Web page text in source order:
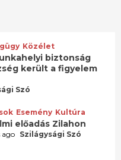
Közélet
biztonság
került a figyelem
Szó
Esemény Kultúra
előadás Zilahon
ago Szilágysági Szó